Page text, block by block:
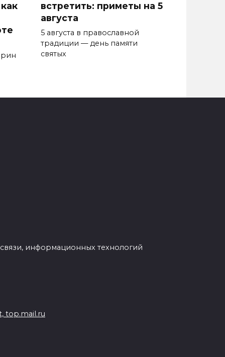
встретить: приметы на 5
августа
5 августа в православной
традиции — день памяти
святых
информационных технологий
top.mail.ru